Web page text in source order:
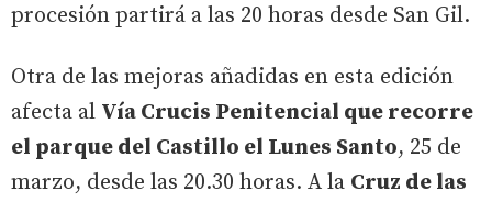
procesión partirá a las 20 horas desde San Gil.
Otra de las mejoras añadidas en esta edición
afecta al Vía Crucis Penitencial que recorre
el parque del Castillo el Lunes Santo, 25 de
marzo, desde las 20.30 horas. A la Cruz de las